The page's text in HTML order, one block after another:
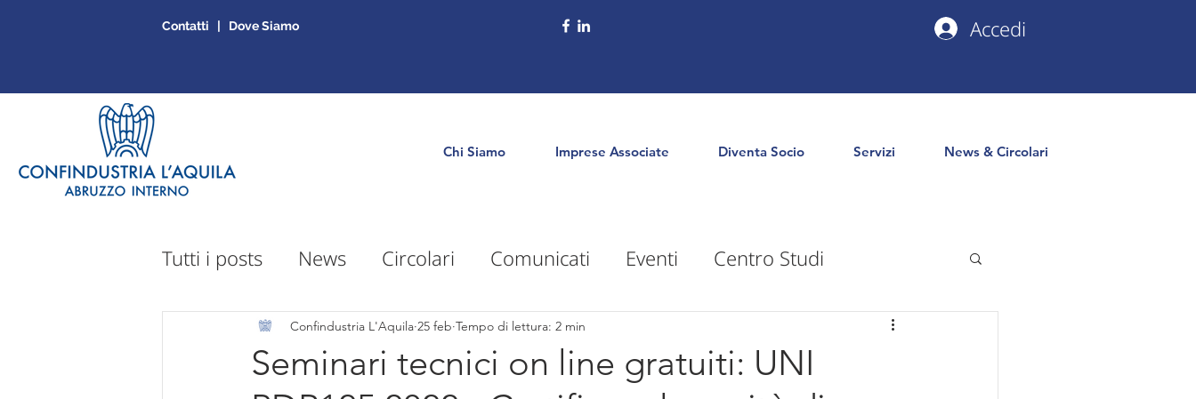
Contatti | Dove Siamo Accedi
Chi Siamo Imprese Associate Diventa Socio Servizi News & Circolari
Tutti i posts News Circolari Comunicati Eventi Centro Studi
Sportello Mepa Appuntamenti Territorio PNRR
Seminari tecnici on line gratuiti: UNI
Confindustria L'Aquila 25 feb Tempo di lettura: 2 min